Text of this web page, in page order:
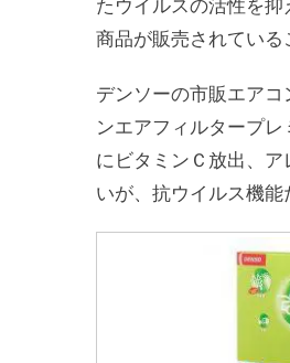
たウイルスの活性を
商品が販売されている
デンソーの市販エア
ンエアフィルタープ
にビタミンＣ放出、
いが、抗ウイルス機能